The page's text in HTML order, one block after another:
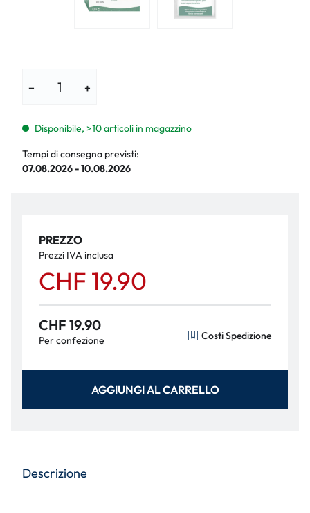
− +
Disponibile, >10 articoli in magazzino
Tempi di consegna previsti:
07.08.2026 - 10.08.2026
PREZZO
Prezzi IVA inclusa
CHF 19.90
CHF 19.90
Per confezione Costi Spedizione
AGGIUNGI AL CARRELLO
Descrizione